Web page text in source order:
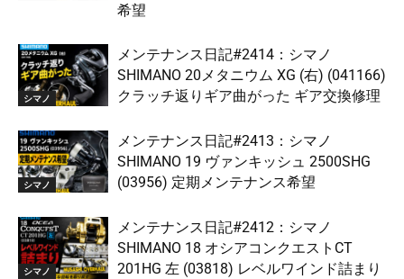
希望
シマノ
メンテナンス日記#2414：シマノ
SHIMANO 20メタニウム XG (右) (041166)
クラッチ返りギア曲がった ギア交換修理
シマノ
メンテナンス日記#2413：シマノ
SHIMANO 19 ヴァンキッシュ 2500SHG
(03956) 定期メンテナンス希望
シマノ
メンテナンス日記#2412：シマノ
SHIMANO 18 オシアコンクエストCT
201HG 左 (03818) レベルワインド詰まり